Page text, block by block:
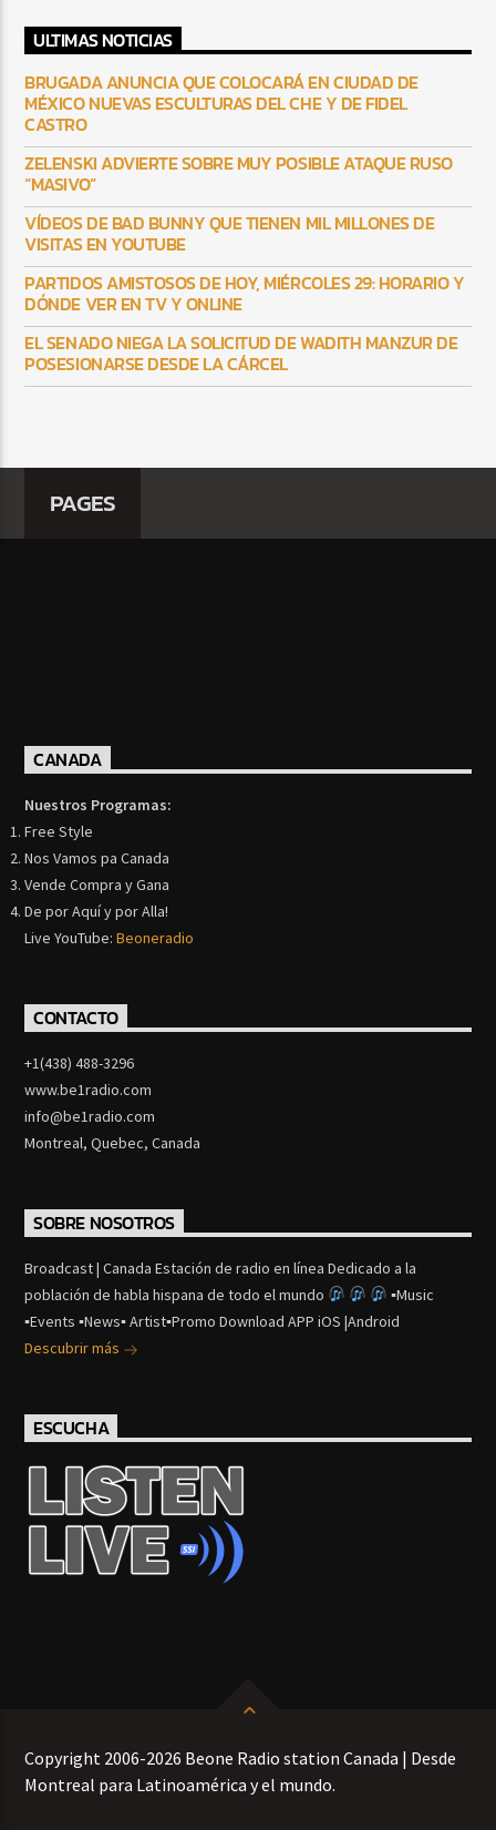
ULTIMAS NOTICIAS
BRUGADA ANUNCIA QUE COLOCARÁ EN CIUDAD DE
MÉXICO NUEVAS ESCULTURAS DEL CHE Y DE FIDEL
CASTRO
ZELENSKI ADVIERTE SOBRE MUY POSIBLE ATAQUE RUSO
“MASIVO”
VÍDEOS DE BAD BUNNY QUE TIENEN MIL MILLONES DE
VISITAS EN YOUTUBE
PARTIDOS AMISTOSOS DE HOY, MIÉRCOLES 29: HORARIO Y
DÓNDE VER EN TV Y ONLINE
EL SENADO NIEGA LA SOLICITUD DE WADITH MANZUR DE
POSESIONARSE DESDE LA CÁRCEL
PAGES
CANADA
Nuestros Programas:
Free Style
Nos Vamos pa Canada
Vende Compra y Gana
De por Aquí y por Alla!
Live YouTube:Beoneradio
CONTACTO
+1(438) 488-3296
www.be1radio.com
info@be1radio.com
Montreal, Quebec, Canada
SOBRE NOSOTROS
Broadcast | Canada Estación de radio en línea Dedicado a la
población de habla hispana de todo el mundo
▪Music
▪Events ▪News▪ Artist▪Promo Download APP iOS |Android
Descubrir más
ESCUCHA
Copyright 2006-2026 Beone Radio station Canada | Desde
Montreal para Latinoamérica y el mundo.